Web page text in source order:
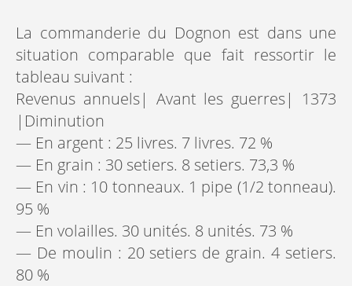
La commanderie du Dognon est dans une
situation comparable que fait ressortir le
tableau suivant :
Revenus annuels| Avant les guerres| 1373
|Diminution
— En argent : 25 livres. 7 livres. 72 %
— En grain : 30 setiers. 8 setiers. 73,3 %
— En vin : 10 tonneaux. 1 pipe (1/2 tonneau).
95 %
— En volailles. 30 unités. 8 unités. 73 %
— De moulin : 20 setiers de grain. 4 setiers.
80 %